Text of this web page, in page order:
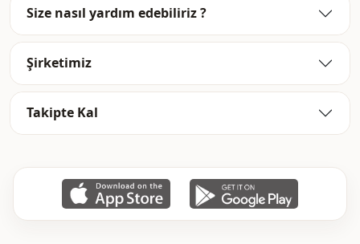
تفاصيل الكم
تفاصيل الكم كم طويل
تفاصيل الكم
طريقة الإغلاق سحَّاب
الخصر
Size nasıl yardım edebiliriz ?
Şirketimiz
Takipte Kal